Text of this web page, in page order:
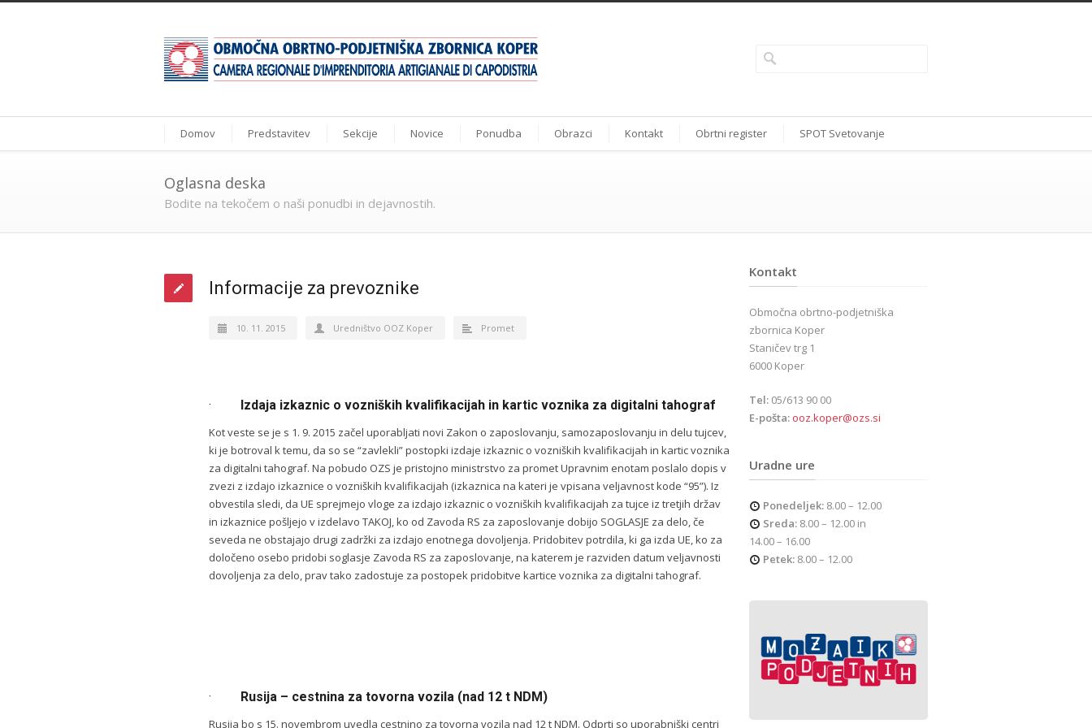
Domov Predstavitev Sekcije Novice Ponudba Obrazci Kontakt Obrtni register SPOT Svetovanje
Oglasna deska
Bodite na tekočem o naši ponudbi in dejavnostih.
Informacije za prevoznike
10. 11. 2015 Uredništvo OOZ Koper Promet
· Izdaja izkaznic o vozniških kvalifikacijah in kartic voznika za digitalni tahograf
Kot veste se je s 1. 9. 2015 začel uporabljati novi Zakon o zaposlovanju, samozaposlovanju in delu tujcev,
ki je botroval k temu, da so se “zavlekli” postopki izdaje izkaznic o vozniških kvalifikacijah in kartic voznika
za digitalni tahograf. Na pobudo OZS je pristojno ministrstvo za promet Upravnim enotam poslalo dopis v
zvezi z izdajo izkaznice o vozniških kvalifikacijah (izkaznica na kateri je vpisana veljavnost kode “95”). Iz
obvestila sledi, da UE sprejmejo vloge za izdajo izkaznic o vozniških kvalifikacijah za tujce iz tretjih držav
in izkaznice pošljejo v izdelavo TAKOJ, ko od Zavoda RS za zaposlovanje dobijo SOGLASJE za delo, če
seveda ne obstajajo drugi zadržki za izdajo enotnega dovoljenja. Pridobitev potrdila, ki ga izda UE, ko za
določeno osebo pridobi soglasje Zavoda RS za zaposlovanje, na katerem je razviden datum veljavnosti
dovoljenja za delo, prav tako zadostuje za postopek pridobitve kartice voznika za digitalni tahograf.
· Rusija – cestnina za tovorna vozila (nad 12 t NDM)
Rusija bo s 15. novembrom uvedla cestnino za tovorna vozila nad 12 t NDM. Odprti so uporabniški centri
Kontakt
Območna obrtno-podjetniška
zbornica Koper
Staničev trg 1
6000 Koper
Tel: 05/613 90 00
E-pošta: ooz.koper@ozs.si
Uradne ure
Ponedeljek: 8.00 – 12.00
Sreda: 8.00 – 12.00 in
14.00 – 16.00
Petek: 8.00 – 12.00